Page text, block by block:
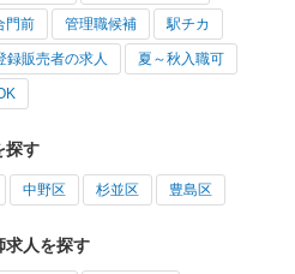
門前 管理職候補 駅チカ
録販売者の求人 夏～秋入職可
探す
中野区 杉並区 豊島区
求人を探す